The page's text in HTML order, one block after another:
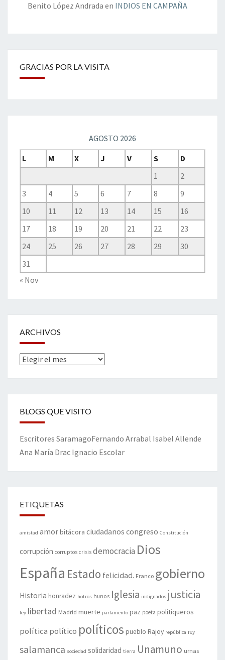
Benito López Andrada en INDIOS EN CAMPAÑA
GRACIAS POR LA VISITA
AGOSTO 2026
L
M X J V S
D
1
2
3
4 5 6 7 8
9
10
11 12 13 14 15
16
17
18 19 20 21 22
23
24
25 26 27 28 29
30
31
« Nov
ARCHIVOS
Archivos
BLOGS QUE VISITO
Escritores SaramagoFernando Arrabal Isabel Allende
Ana María Drac Ignacio Escolar
ETIQUETAS
amistad amorbitácora ciudadanos congreso Constitución
corrupción corruptos crisis democracia Dios
España Estado felicidad. Franco gobierno
Historia honradez hotros hunos Iglesia indignados justicia
ley libertad Madrid muerte parlamento paz poeta politiqueros
política político políticos pueblo Rajoy república rey
salamanca sociedad solidaridad tierra Unamuno urnas